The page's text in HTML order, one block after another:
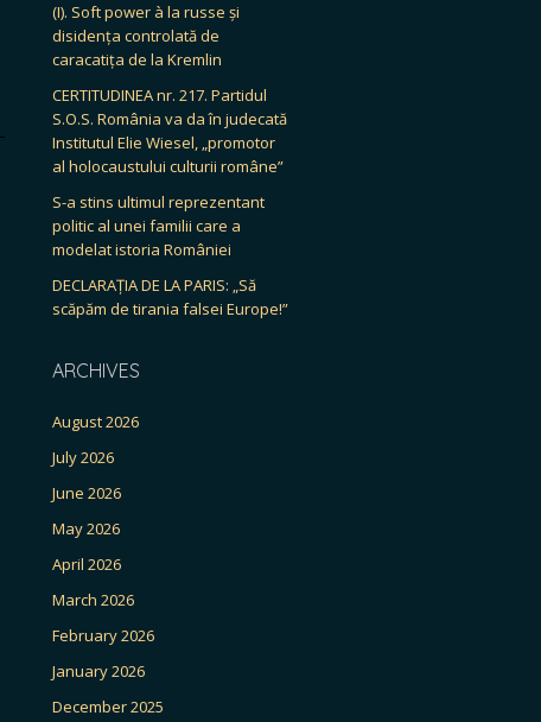
(I). Soft power à la russe și
disidența controlată de
caracatița de la Kremlin
CERTITUDINEA nr. 217. Partidul
S.O.S. România va da în judecată
Institutul Elie Wiesel, „promotor
al holocaustului culturii române”
S-a stins ultimul reprezentant
politic al unei familii care a
modelat istoria României
DECLARAȚIA DE LA PARIS: „Să
scăpăm de tirania falsei Europe!”
ARCHIVES
August 2026
July 2026
June 2026
May 2026
April 2026
March 2026
February 2026
January 2026
December 2025